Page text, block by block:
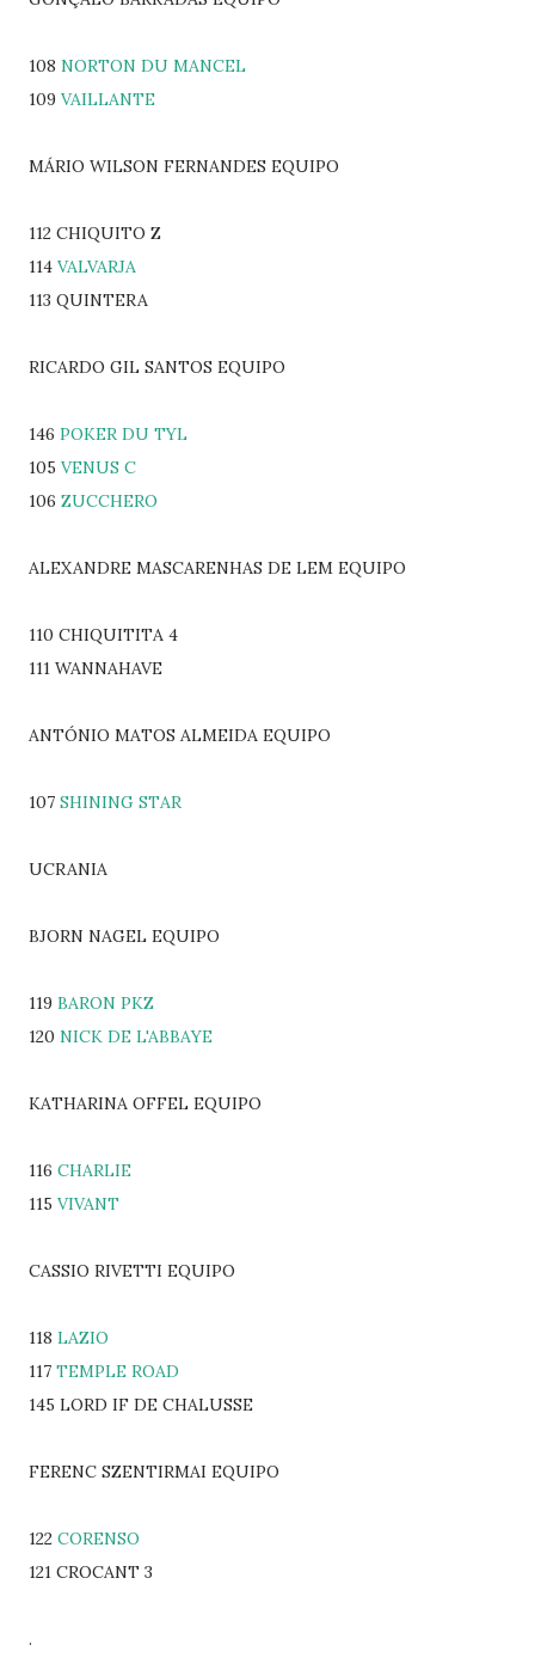
108 NORTON DU MANCEL
109 VAILLANTE
MÁRIO WILSON FERNANDES EQUIPO
112 CHIQUITO Z
114 VALVARJA
113 QUINTERA
RICARDO GIL SANTOS EQUIPO
146 POKER DU TYL
105 VENUS C
106 ZUCCHERO
ALEXANDRE MASCARENHAS DE LEM EQUIPO
110 CHIQUITITA 4
111 WANNAHAVE
ANTÓNIO MATOS ALMEIDA EQUIPO
107 SHINING STAR
UCRANIA
BJORN NAGEL EQUIPO
119 BARON PKZ
120 NICK DE L'ABBAYE
KATHARINA OFFEL EQUIPO
116 CHARLIE
115 VIVANT
CASSIO RIVETTI EQUIPO
118 LAZIO
117 TEMPLE ROAD
145 LORD IF DE CHALUSSE
FERENC SZENTIRMAI EQUIPO
122 CORENSO
121 CROCANT 3
.